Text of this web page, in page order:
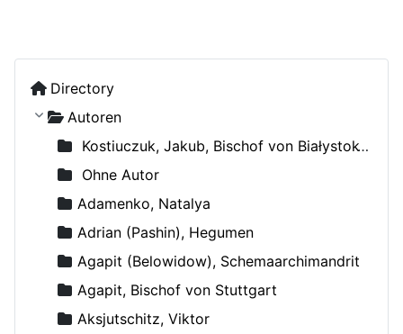
Directory
Autoren
Kostiuczuk, Jakub, Bischof von Białystok und Gdańsk
Ohne Autor
Adamenko, Natalya
Adrian (Pashin), Hegumen
Agapit (Belowidow), Schemaarchimandrit
Agapit, Bischof von Stuttgart
Aksjutschitz, Viktor